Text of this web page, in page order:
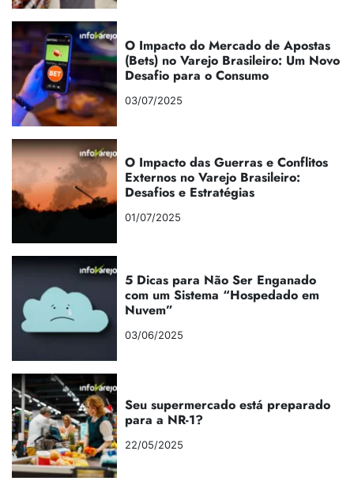
O Impacto do Mercado de Apostas
(Bets) no Varejo Brasileiro: Um Novo
Desafio para o Consumo
03/07/2025
O Impacto das Guerras e Conflitos
Externos no Varejo Brasileiro:
Desafios e Estratégias
01/07/2025
5 Dicas para Não Ser Enganado
com um Sistema “Hospedado em
Nuvem”
03/06/2025
Seu supermercado está preparado
para a NR-1?
22/05/2025